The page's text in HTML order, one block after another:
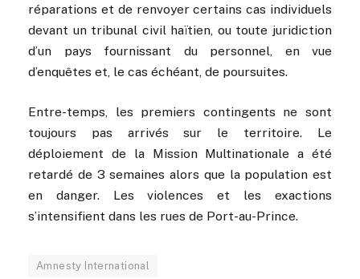
réparations et de renvoyer certains cas individuels
devant un tribunal civil haïtien, ou toute juridiction
d’un pays fournissant du personnel, en vue
d’enquêtes et, le cas échéant, de poursuites.
Entre-temps, les premiers contingents ne sont
toujours pas arrivés sur le territoire. Le
déploiement de la Mission Multinationale a été
retardé de 3 semaines alors que la population est
en danger. Les violences et les exactions
s’intensifient dans les rues de Port-au-Prince.
Amnesty International